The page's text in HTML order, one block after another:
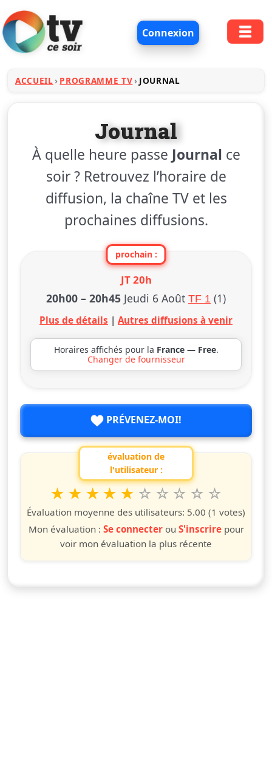
Connexion
ACCUEIL PROGRAMME TV JOURNAL
Journal
À quelle heure passe Journal ce
soir ? Retrouvez l’horaire de
diffusion, la chaîne TV et les
prochaines diffusions.
prochain :
JT 20h
20h00 – 20h45 Jeudi 6 Août TF 1 (1)
Plus de détails | Autres diffusions à venir
Horaires affichés pour la France — Free.
Changer de fournisseur
PRÉVENEZ-MOI!
évaluation de
l'utilisateur :
questo spettacolo da 1 a 10 étoiles
10
étoiles
9
étoiles
8
étoiles
7
étoiles
6
étoiles
5
étoiles
4
étoiles
3
étoiles
2
étoiles
étoile
Évaluation moyenne des utilisateurs: 5.00 (1 votes)
Mon évaluation : Se connecterou S'inscrirepour
voir mon évaluation la plus récente